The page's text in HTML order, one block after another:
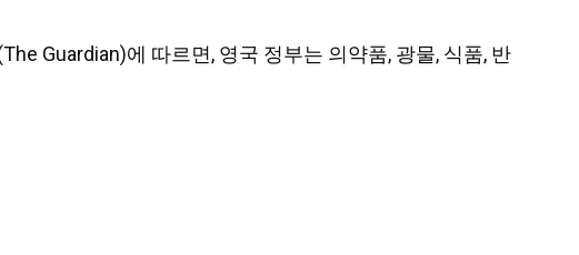
Guardian)에 따르면, 영국 정부는 의약품, 광물, 식품, 반